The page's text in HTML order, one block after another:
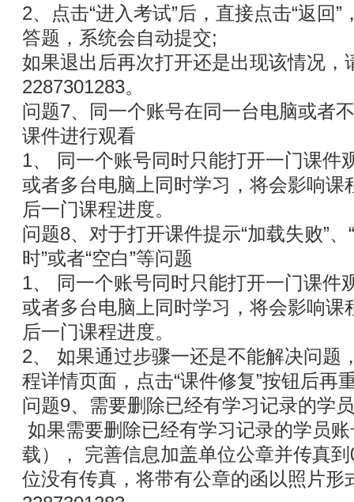
2、点击“进入考试”后，直接点击“返回
答题，系统会自动提交;
如果退出后再次打开还是出现该情况，
2287301283。
问题7、同一个账号在同一台电脑或者
课件进行观看
1、 同一个账号同时只能打开一门课件
或者多台电脑上同时学习，将会影响课
后一门课程进度。
问题8、对于打开课件提示“加载失败”、
时”或者“空白”等问题
1、 同一个账号同时只能打开一门课件
或者多台电脑上同时学习，将会影响课
后一门课程进度。
2、 如果通过步骤一还是不能解决问题
程详情页面，点击“课件修复”按钮后再
问题9、需要删除已经有学习记录的学员
如果需要删除已经有学习记录的学员
载）， 完善信息加盖单位公章并传真
位没有传真，将带有公章的函以照片形